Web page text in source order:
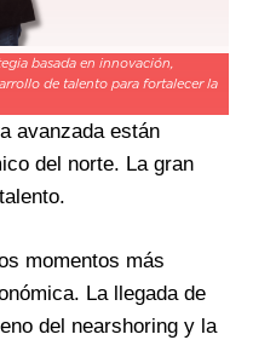
basada en innovación,
de talento para fortalecer la
avanzada están
del norte. La gran
momentos más
La llegada de
del nearshoring y la